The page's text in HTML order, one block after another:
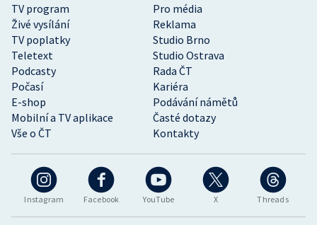
Instagram Facebook YouTube X Threads
TV program
Pro média
Živé vysílání
Reklama
TV poplatky
Studio Brno
Teletext
Studio Ostrava
Podcasty
Rada ČT
Počasí
Kariéra
E-shop
Podávání námětů
Mobilní a TV aplikace
Časté dotazy
Vše o ČT
Kontakty